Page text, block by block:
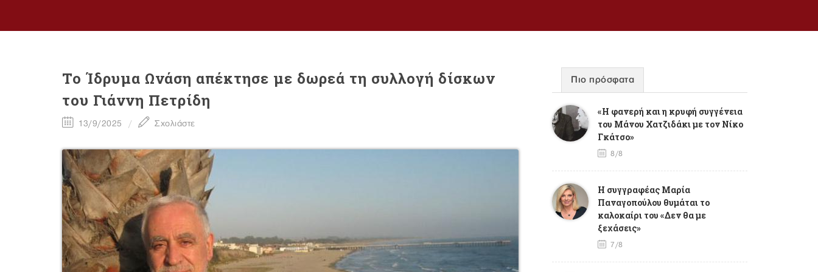
Το Ίδρυμα Ωνάση απέκτησε με δωρεά τη συλλογή δίσκων
του Γιάννη Πετρίδη
13/9/2025 Σχολιάστε
Πιο πρόσφατα
«Η φανερή και η κρυφή συγγένεια
του Μάνου Χατζιδάκι με τον Νίκο
Γκάτσο»
8/8
Η συγγραφέας Μαρία
Παναγοπούλου θυμάται το
καλοκαίρι του «Δεν θα με
ξεχάσεις»
7/8